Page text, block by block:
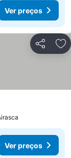
Ver preços
Partilhar
Ver preços